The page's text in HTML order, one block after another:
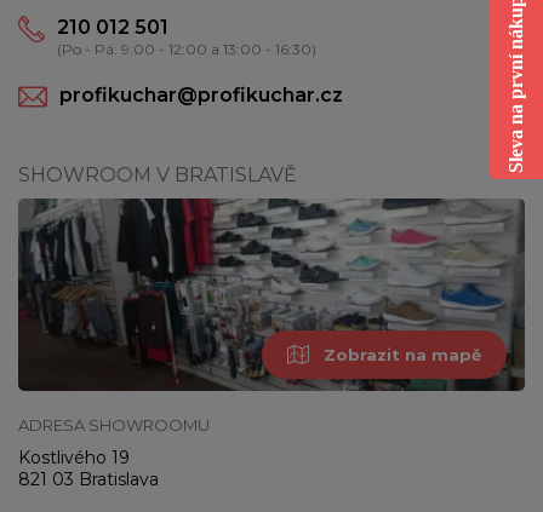
210 012 501
(Po - Pá: 9:00 - 12:00 a 13:00 - 16:30)
profikuchar@profikuchar.cz
SHOWROOM V BRATISLAVĚ
Zobrazit na mapě
ADRESA SHOWROOMU
Kostlivého 19
821 03 Bratislava
Sleva na první nákup